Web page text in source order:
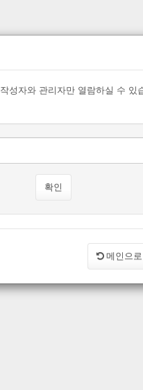
작성자와 관리자만 열람하실 수 있
메인으